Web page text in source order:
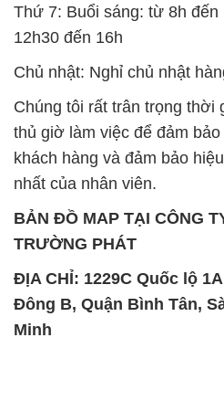
Thứ 7: Buổi sáng: từ 8h
12h30 đến 16h
Chủ nhật: Nghỉ chủ nhật
Chúng tôi rất trân trọng thời
thủ giờ làm việc để đảm
khách hàng và đảm bảo
nhất của nhân viên.
BẢN ĐỒ MAP TẠI CÔNG
TRƯỜNG PHÁT
ĐỊA CHỈ: 1229C Quốc lộ
Đông B, Quận Bình Tân,
Minh